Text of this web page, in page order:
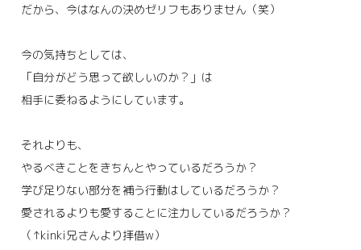
だから、今はなんの決めゼリフもありません（笑）
今の気持ちとしては、
「自分がどう思って欲しいのか？」は
相手に委ねるようにしています。
それよりも、
やるべきことをきちんとやっているだろうか？
学び足りない部分を補う行動はしているだろうか？
愛されるよりも愛することに注力しているだろうか？
（↑kinki兄さんより拝借w）